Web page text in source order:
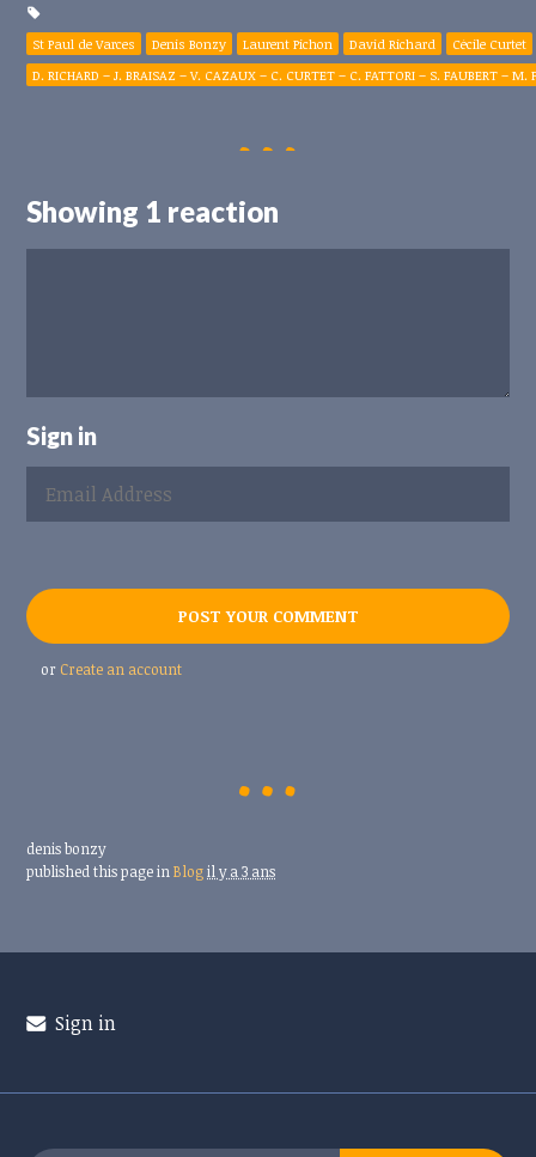
St Paul de Varces Denis Bonzy Laurent Pichon David Richard
Cécile Curtet
D. RICHARD – J. BRAISAZ – V. CAZAUX – C. CURTET – C. FATTORI – S. FAUBERT –
Showing 1 reaction
Sign in
or Create an account
denis bonzy
published this page inBlog il y a 3 ans
Sign in